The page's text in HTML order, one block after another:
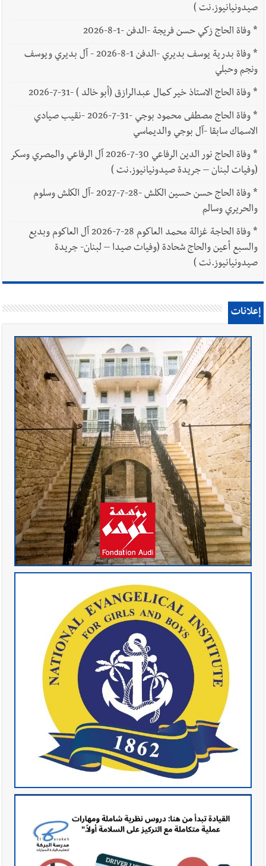
صيدونيانيوز.نت )
*وفاة الحاج زكي حسن فريجة -الدفن -1-8-2026
*
وفاة بدرية يوسف بديري -الدفن 1-8-2026 - آل بديري ويوسف
ونجم وحبلي
*وفاة الحاج الاستاذ خير كمال عبدالرازق (أبو خالد ) -31-7-2026
*
وفاة الحاج مصطفى محمود بوجي -31-7-2026 -نقيب صيادي
الاسماك سابقا -آل بوجي والديماسي
*
وفاة الحاج نور الدين الرفاعي 30-7-2026 آل الرفاعي والمصري وسكر
(وفيات لبنان – جريدة صيدونيانيوز.نت )
*
وفاة الحاج حسن حسين الكلش -28-7-2027 -آل الكلش وسلوم
والحريري وسالم
*
وفاة الحاجة غزالة محمد العاكوم 28-7-2026 آل العاكوم وبديع
والسبع أعين والحاج شحادة (وفيات صيدا – لبنان- جريدة
صيدونيانيوز.نت )
إعلانات